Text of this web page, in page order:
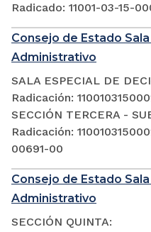
Radicado: 11001-03-15-
Consejo de Estado
Administrativo
SALA ESPECIAL DE
Radicación:
SECCIÓN TERCERA -
Radicación:
00691-00
Consejo de Estado
Administrativo
SECCIÓN QUINTA: